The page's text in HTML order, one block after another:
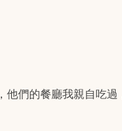
，他們的餐廳我親自吃過